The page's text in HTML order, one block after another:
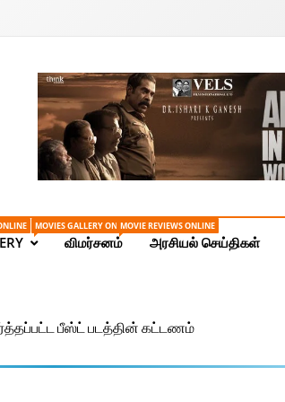
News |
MOVIES GALLERY ONLINE
விமர்சனம்
MOVIE REVIEWS ONLINE
அரசியல் செய்திகள்
பீஸ்ட் படத்தின் கட்டணம்